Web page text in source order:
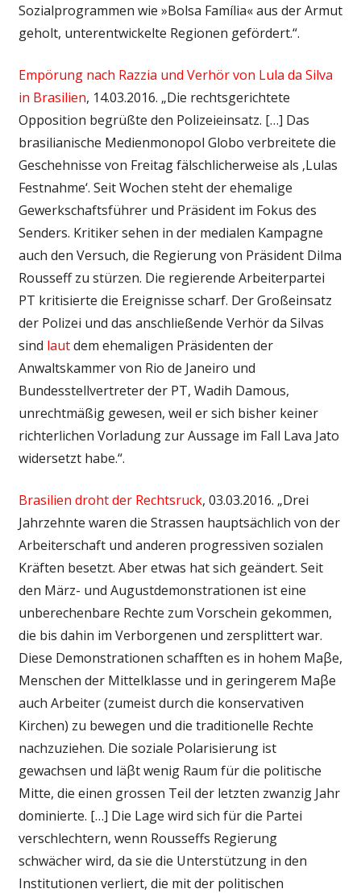
Sozialprogrammen wie »Bolsa Família« aus der Armut
geholt, unterentwickelte Regionen gefördert.“.
Empörung nach Razzia und Verhör von Lula da Silva
in Brasilien, 14.03.2016. „Die rechtsgerichtete
Opposition begrüßte den Polizeieinsatz. […] Das
brasilianische Medienmonopol Globo verbreitete die
Geschehnisse von Freitag fälschlicherweise als ‚Lulas
Festnahme‘. Seit Wochen steht der ehemalige
Gewerkschaftsführer und Präsident im Fokus des
Senders. Kritiker sehen in der medialen Kampagne
auch den Versuch, die Regierung von Präsident Dilma
Rousseff zu stürzen. Die regierende Arbeiterpartei
PT kritisierte die Ereignisse scharf. Der Großeinsatz
der Polizei und das anschließende Verhör da Silvas
sind lautdem ehemaligen Präsidenten der
Anwaltskammer von Rio de Janeiro und
Bundesstellvertreter der PT, Wadih Damous,
unrechtmäßig gewesen, weil er sich bisher keiner
richterlichen Vorladung zur Aussage im Fall Lava Jato
widersetzt habe.“.
Brasilien droht der Rechtsruck, 03.03.2016. „Drei
Jahrzehnte waren die Strassen hauptsächlich von der
Arbeiterschaft und anderen progressiven sozialen
Kräften besetzt. Aber etwas hat sich geändert. Seit
den März- und Augustdemonstrationen ist eine
unberechenbare Rechte zum Vorschein gekommen,
die bis dahin im Verborgenen und zersplittert war.
Diese Demonstrationen schafften es in hohem Maβe,
Menschen der Mittelklasse und in geringerem Maβe
auch Arbeiter (zumeist durch die konservativen
Kirchen) zu bewegen und die traditionelle Rechte
nachzuziehen. Die soziale Polarisierung ist
gewachsen und läβt wenig Raum für die politische
Mitte, die einen grossen Teil der letzten zwanzig Jahr
dominierte. […] Die Lage wird sich für die Partei
verschlechtern, wenn Rousseffs Regierung
schwächer wird, da sie die Unterstützung in den
Institutionen verliert, die mit der politischen